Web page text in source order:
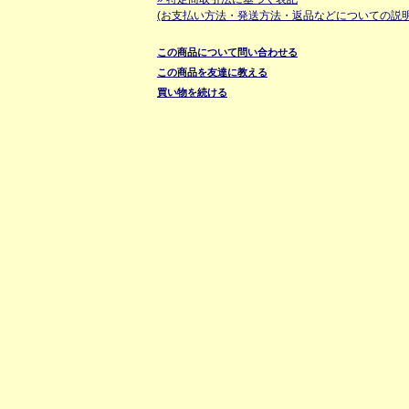
(お支払い方法・発送方法・返品などについての説
この商品について問い合わせる
この商品を友達に教える
買い物を続ける